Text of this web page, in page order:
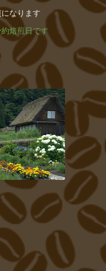
なります
焙煎日です